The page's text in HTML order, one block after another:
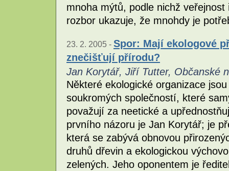
mnoha mýtů, podle nichž
rozbor ukazuje, že mnohdy je
23. 2. 2005 - Spor: Mají ekologové
znečišťují přírodu?
Jan Korytář, Jiří Tutter, Občanské
Některé ekologické organizace
soukromých společností, které
považují za neetické a
prvního názoru je Jan Korytář; je
která se zabývá obnovou
druhů dřevin a ekologickou
zelených. Jeho oponentem je